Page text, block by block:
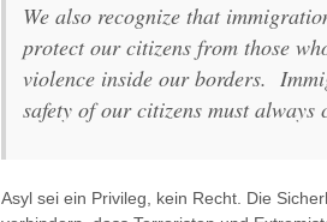
We also recognize that
protect our citizens from those
violence inside our borders.
safety of our citizens must
Asyl sei ein Privileg, kein Recht. Die